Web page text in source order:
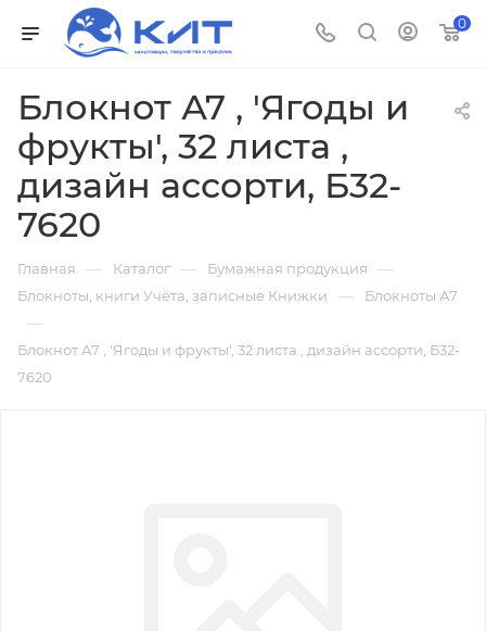
0
Блокнот А7 , 'Ягоды и
фрукты', 32 листа ,
дизайн ассорти, Б32-
7620
Главная — Каталог — Бумажная продукция —
Блокноты, книги Учёта, записные Книжки — Блокноты А7
—
Блокнот А7 , 'Ягоды и фрукты', 32 листа , дизайн ассорти, Б32-
7620